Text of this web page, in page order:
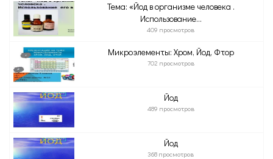
Тема: «Йод в организме человека .
Использование...
409 просмотров
Микроэлементы: Хром, Йод, Фтор
702 просмотров
Йод
489 просмотров
Йод
368 просмотров